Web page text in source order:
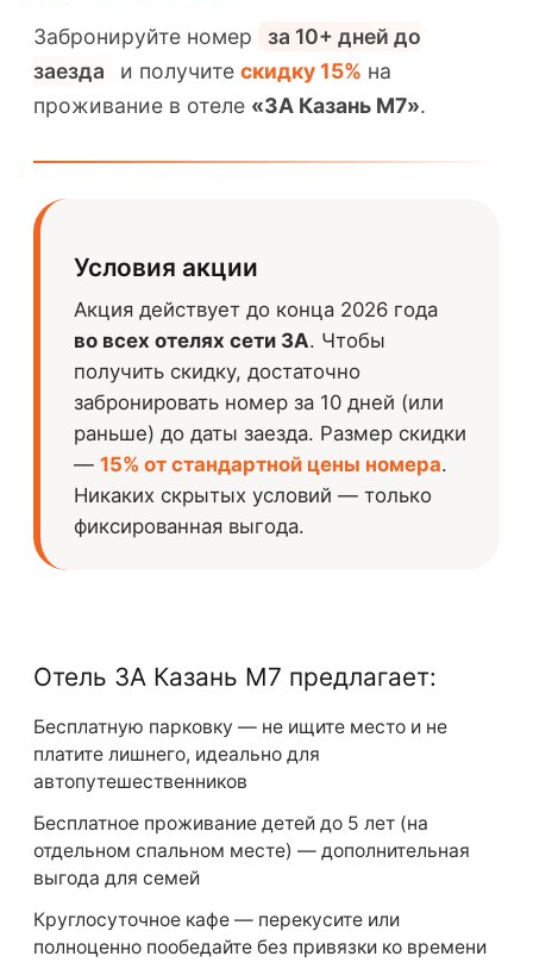
Забронируйте номер
за 10+ дней до
заезда
и получите скидку 15% на
проживание в отеле «3А Казань М7».
Условия акции
Акция действует до конца 2026 года
во всех отелях сети 3А. Чтобы
получить скидку, достаточно
забронировать номер за 10 дней (или
раньше) до даты заезда. Размер скидки
— 15% от стандартной цены номера.
Никаких скрытых условий — только
фиксированная выгода.
Отель 3А Казань М7 предлагает:
Бесплатную парковку — не ищите место и не
платите лишнего, идеально для
автопутешественников
Бесплатное проживание детей до 5 лет (на
отдельном спальном месте) — дополнительная
выгода для семей
Круглосуточное кафе — перекусите или
полноценно пообедайте без привязки ко времени